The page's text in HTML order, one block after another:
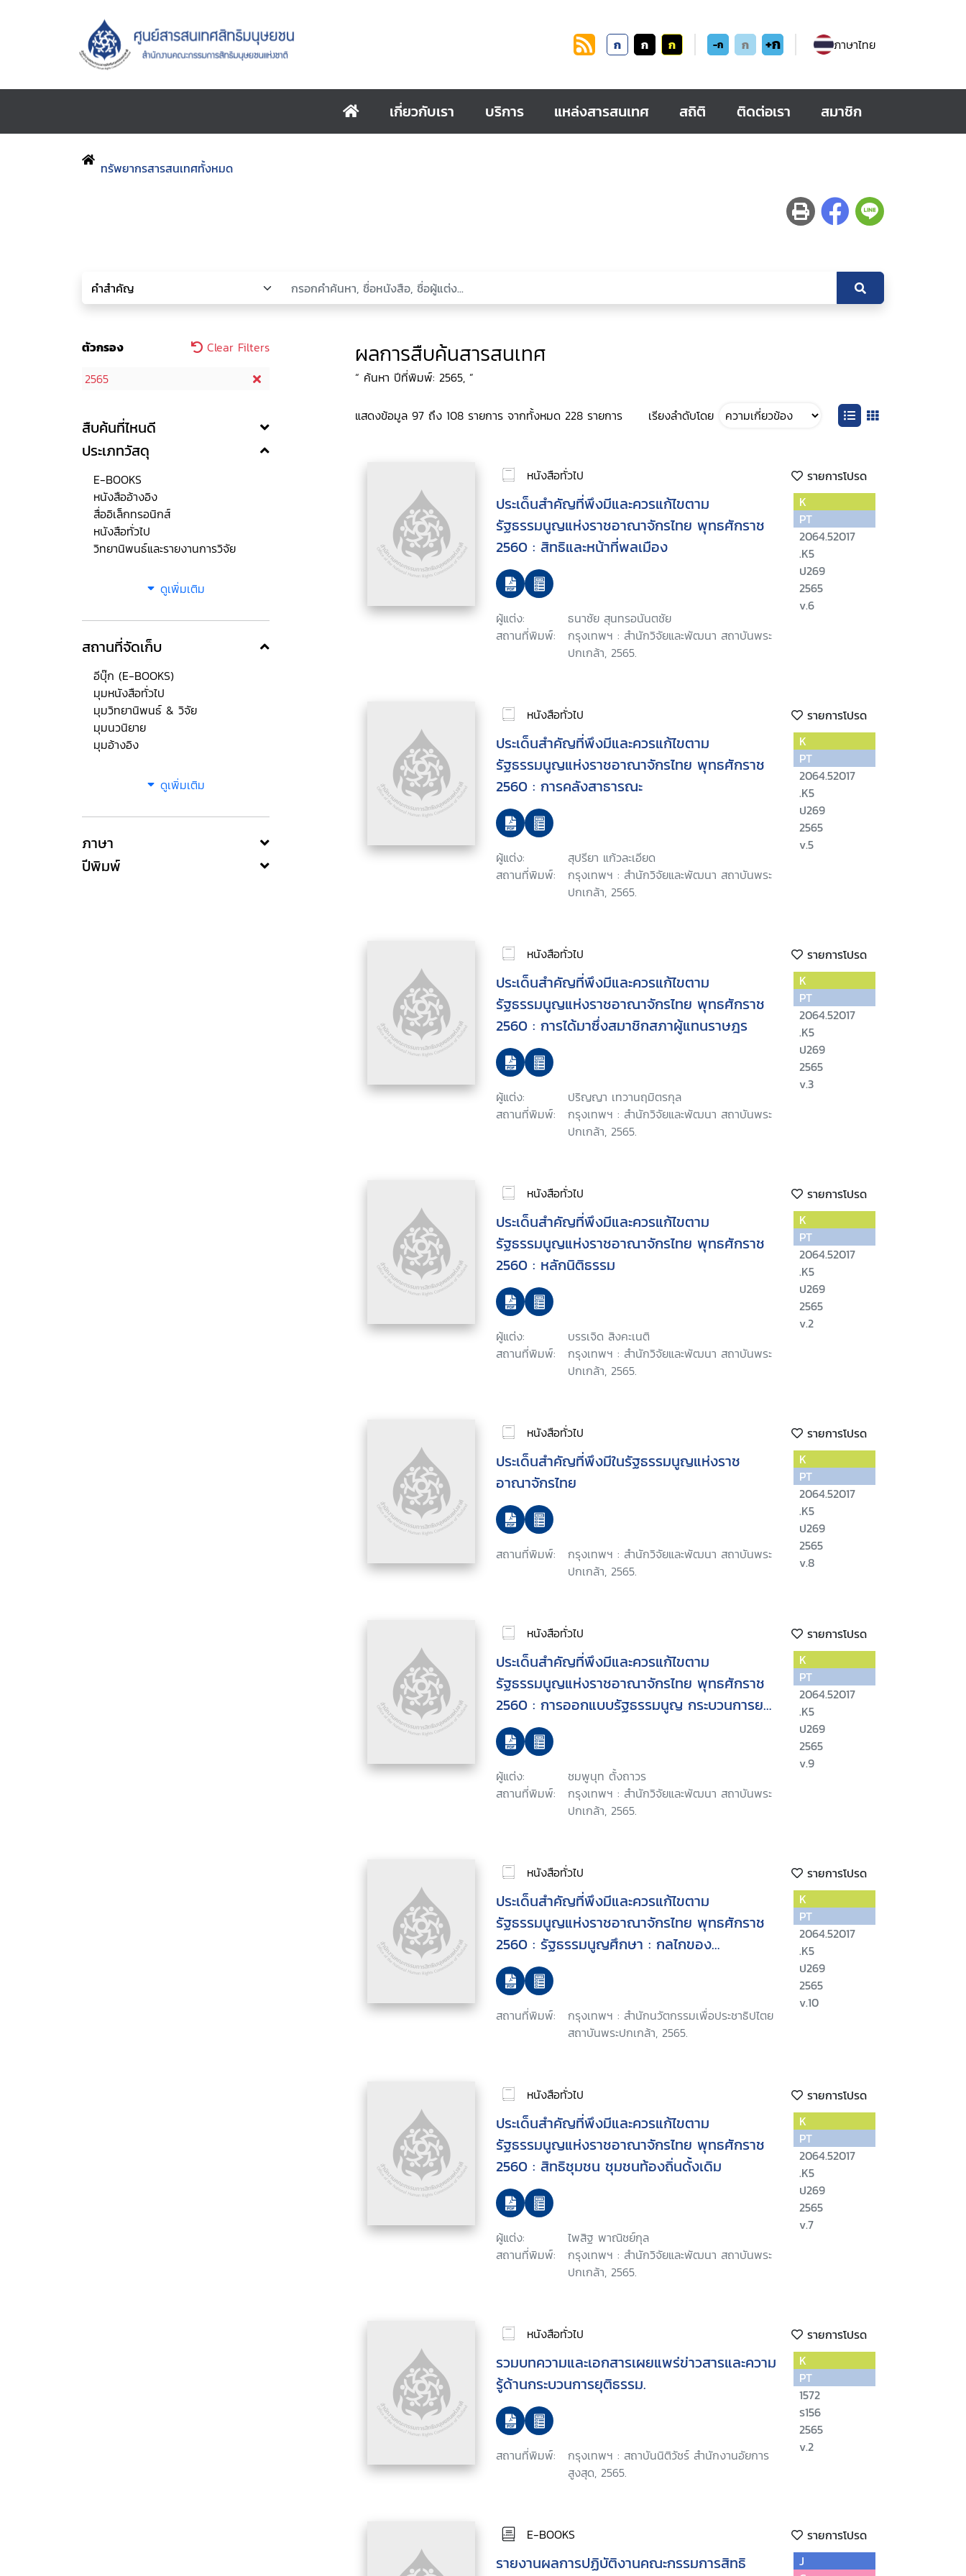
ก ก ก -ก ก +ก ภาษาไทย
เกี่ยวกับเรา บริการ แหล่งสารสนเทศ สถิติ ติดต่อเรา สมาชิก
ทรัพยากรสารสนเทศทั้งหมด
ตัวกรอง
Clear Filters
2565
สืบค้นที่ไหนดี
ประเภทวัสดุ
E-BOOKS
หนังสืออ้างอิง
สื่ออิเล็กทรอนิกส์
หนังสือทั่วไป
วิทยานิพนธ์และรายงานการวิจัย
ดูเพิ่มเติม
สถานที่จัดเก็บ
อีบุ๊ก (E-BOOKS)
มุมหนังสือทั่วไป
มุมวิทยานิพนธ์ & วิจัย
มุมนวนิยาย
มุมอ้างอิง
ดูเพิ่มเติม
ภาษา
ปีพิมพ์
ผลการสืบค้นสารสนเทศ
“ ค้นหา ปีที่พิมพ์: 2565, ”
แสดงข้อมูล 97 ถึง 108 รายการ จากทั้งหมด 228 รายการ เรียงลำดับโดย
หนังสือทั่วไป รายการโปรด
ประเด็นสำคัญที่พึงมีและควรแก้ไขตาม
รัฐธรรมนูญแห่งราชอาณาจักรไทย พุทธศักราช
2560 : สิทธิและหน้าที่พลเมือง
ผู้แต่ง:
ธนาชัย สุนทรอนันตชัย
สถานที่พิมพ์:
กรุงเทพฯ : สำนักวิจัยและพัฒนา สถาบันพระ
ปกเกล้า, 2565.
K
PT
2064.52017
.K5
ป269
2565
v.6
หนังสือทั่วไป รายการโปรด
ประเด็นสำคัญที่พึงมีและควรแก้ไขตาม
รัฐธรรมนูญแห่งราชอาณาจักรไทย พุทธศักราช
2560 : การคลังสาธารณะ
ผู้แต่ง:
สุปรียา แก้วละเอียด
สถานที่พิมพ์:
กรุงเทพฯ : สำนักวิจัยและพัฒนา สถาบันพระ
ปกเกล้า, 2565.
K
PT
2064.52017
.K5
ป269
2565
v.5
หนังสือทั่วไป รายการโปรด
ประเด็นสำคัญที่พึงมีและควรแก้ไขตาม
รัฐธรรมนูญแห่งราชอาณาจักรไทย พุทธศักราช
2560 : การได้มาซึ่งสมาชิกสภาผู้แทนราษฎร
ผู้แต่ง:
ปริญญา เทวานฤมิตรกุล
สถานที่พิมพ์:
กรุงเทพฯ : สำนักวิจัยและพัฒนา สถาบันพระ
ปกเกล้า, 2565.
K
PT
2064.52017
.K5
ป269
2565
v.3
หนังสือทั่วไป รายการโปรด
ประเด็นสำคัญที่พึงมีและควรแก้ไขตาม
รัฐธรรมนูญแห่งราชอาณาจักรไทย พุทธศักราช
2560 : หลักนิติธรรม
ผู้แต่ง:
บรรเจิด สิงคะเนติ
สถานที่พิมพ์:
กรุงเทพฯ : สำนักวิจัยและพัฒนา สถาบันพระ
ปกเกล้า, 2565.
K
PT
2064.52017
.K5
ป269
2565
v.2
หนังสือทั่วไป รายการโปรด
ประเด็นสำคัญที่พึงมีในรัฐธรรมนูญแห่งราช
อาณาจักรไทย
สถานที่พิมพ์:
กรุงเทพฯ : สำนักวิจัยและพัฒนา สถาบันพระ
ปกเกล้า, 2565.
K
PT
2064.52017
.K5
ป269
2565
v.8
หนังสือทั่วไป รายการโปรด
ประเด็นสำคัญที่พึงมีและควรแก้ไขตาม
รัฐธรรมนูญแห่งราชอาณาจักรไทย พุทธศักราช
2560 : การออกแบบรัฐธรรมนูญ กระบวนการยก
ร่างและแก้ไขเพิ่มเติม
ผู้แต่ง:
ชมพูนุท ตั้งถาวร
สถานที่พิมพ์:
กรุงเทพฯ : สำนักวิจัยและพัฒนา สถาบันพระ
ปกเกล้า, 2565.
K
PT
2064.52017
.K5
ป269
2565
v.9
หนังสือทั่วไป รายการโปรด
ประเด็นสำคัญที่พึงมีและควรแก้ไขตาม
รัฐธรรมนูญแห่งราชอาณาจักรไทย พุทธศักราช
2560 : รัฐธรรมนูญศึกษา : กลไกของ
รัฐธรรมนูญและรัฐธรรมนูญเปรียบเทียบ สรุปการ
บรรยายและสัมมนาสาธารณะในประเด็น
รัฐธรรมนูญศึกษา
สถานที่พิมพ์:
กรุงเทพฯ : สำนักนวัตกรรมเพื่อประชาธิปไตย
สถาบันพระปกเกล้า, 2565.
K
PT
2064.52017
.K5
ป269
2565
v.10
หนังสือทั่วไป รายการโปรด
ประเด็นสำคัญที่พึงมีและควรแก้ไขตาม
รัฐธรรมนูญแห่งราชอาณาจักรไทย พุทธศักราช
2560 : สิทธิชุมชน ชุมชนท้องถิ่นดั้งเดิม
ผู้แต่ง:
ไพสิฐ พาณิชย์กุล
สถานที่พิมพ์:
กรุงเทพฯ : สำนักวิจัยและพัฒนา สถาบันพระ
ปกเกล้า, 2565.
K
PT
2064.52017
.K5
ป269
2565
v.7
หนังสือทั่วไป รายการโปรด
รวมบทความและเอกสารเผยแพร่ข่าวสารและความ
รู้ด้านกระบวนการยุติธรรม.
สถานที่พิมพ์:
กรุงเทพฯ : สถาบันนิติวัชร์ สำนักงานอัยการ
สูงสุด, 2565.
K
PT
1572
ร156
2565
v.2
E-BOOKS รายการโปรด
รายงานผลการปฏิบัติงานคณะกรรมการสิทธิ
J